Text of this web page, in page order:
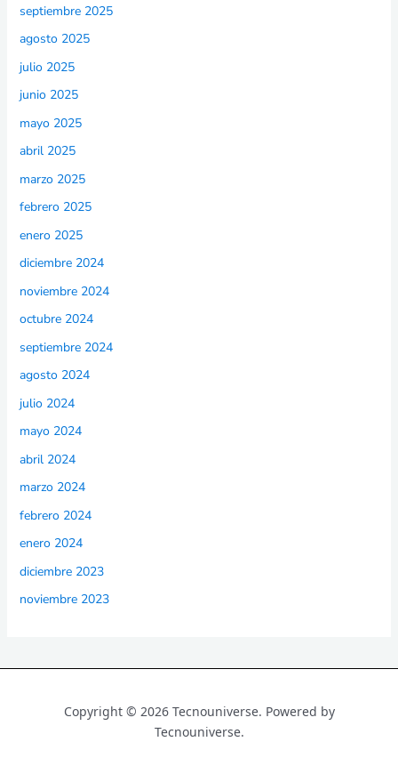
septiembre 2025
agosto 2025
julio 2025
junio 2025
mayo 2025
abril 2025
marzo 2025
febrero 2025
enero 2025
diciembre 2024
noviembre 2024
octubre 2024
septiembre 2024
agosto 2024
julio 2024
mayo 2024
abril 2024
marzo 2024
febrero 2024
enero 2024
diciembre 2023
noviembre 2023
Copyright © 2026 Tecnouniverse. Powered by
Tecnouniverse.